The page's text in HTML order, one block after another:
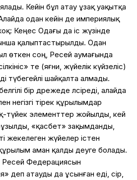
Кейін бұл атау ұзақ уақытқа
одан кейін де империялық
Кеңес Одағы да іс жүзінде
қалыптастырылды. Одан
өткен соң, Ресей аумағында
те (яғни, жүйелік күйзеліс)
түбегейлі шайқалта алмады.
бір дәрежеде әлсіреді, алайда
негізгі тірек құрылымдар
түйек элементтер жойылды, кей
«қасбет» зақымданды,
жекелеген жүйелер істен
аман қалды деуге болады.
Ресей Федерациясын
деп атауды да ұсынған еді, сірә,